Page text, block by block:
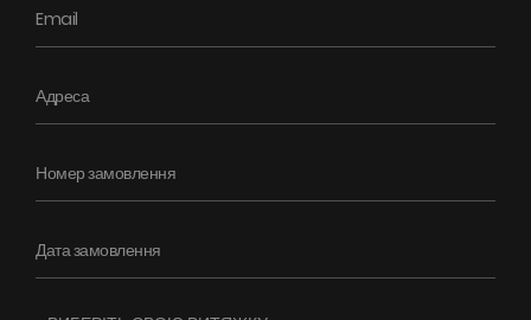
Поради
Інструкції